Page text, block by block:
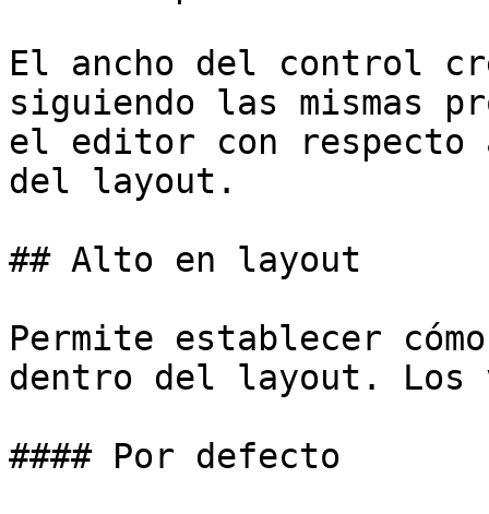
El ancho del control
siguiendo las mismas
el editor con
del layout.
## Alto en layout
Permite establecer
dentro del layout. Los
#### Por defecto